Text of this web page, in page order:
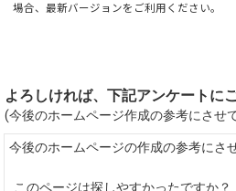
場合、最新バージョンをご利用ください。